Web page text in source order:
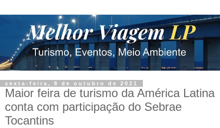
sexta-feira, 8 de outubro de 2021
Maior feira de turismo da América Latina
conta com participação do Sebrae
Tocantins